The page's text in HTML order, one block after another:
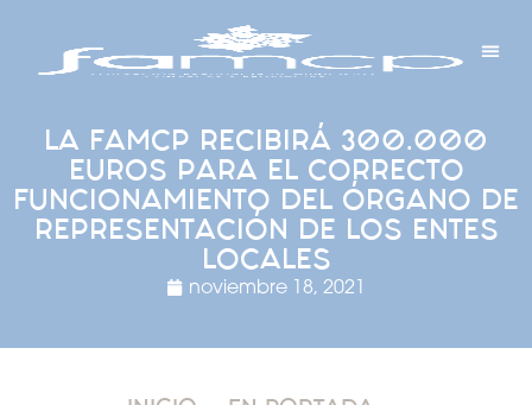
LA FAMCP RECIBIRÁ 300.000
EUROS PARA EL CORRECTO
FUNCIONAMIENTO DEL ÓRGANO DE
REPRESENTACIÓN DE LOS ENTES
LOCALES
noviembre 18, 2021